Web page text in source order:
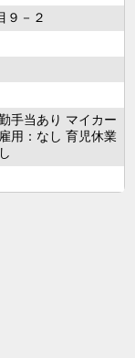
９－２
手当あり マイカー
用：なし 育児休業